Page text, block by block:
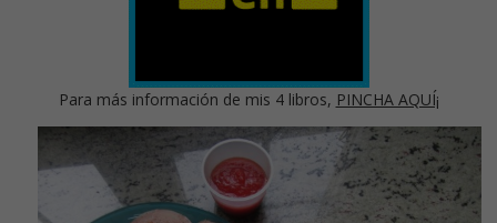
Para más información de mis 4 libros, PINCHA AQUÍ¡